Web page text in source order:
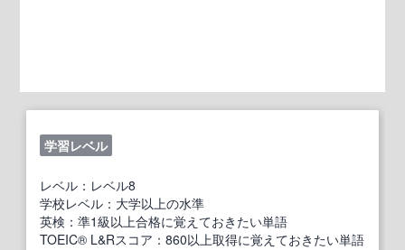
学習レベル
レベル：レベル8
学校レベル：大学以上の水準
英検：準1級以上合格に覚えておきたい単語
TOEIC® L&Rスコア：860以上取得に覚えておきたい単語